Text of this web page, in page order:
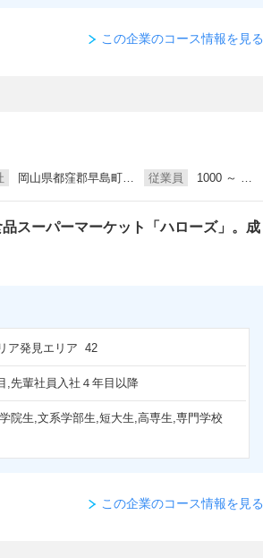
この企業のコース情報を見る
岡山県都窪郡早島町、広島県福山市 従業員 1000 ～ 3000人未満
スーパーマーケット「ハローズ」。成
ア発見エリア 42
,先輩社員入社４年目以降
院生,文系学部生,短大生,高専生,専門学校
この企業のコース情報を見る